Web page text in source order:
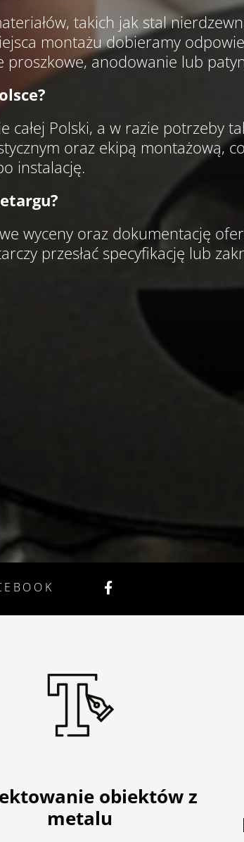
takich jak stal
montażu dobieramy
proszkowe, anodowanie lub
całej Polski, a w razie potrzeby
oraz ekipą montażową,
instalację.
wyceny oraz dokumentację
przesłać specyfikację lub
obiektów z
metalu